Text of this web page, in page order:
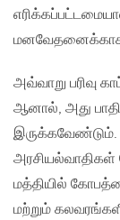
மனவேதனைக்காக
அவ்வாறு பரிவு
ஆனால், அது
இருக்கவேண்டும்.
அரசியல்வாதிகள்
மத்தியில்
மற்றும்